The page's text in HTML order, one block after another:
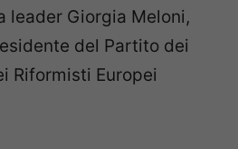
leader Giorgia Meloni,
del Partito dei
Riformisti Europei